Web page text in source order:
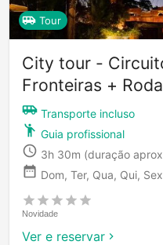
Tour
City tour -
Fronteiras + Roda
Transporte incluso
Guia profissional
3h 30m (duração
Dom, Ter, Qua, Qui,
Novidade
Ver e reservar